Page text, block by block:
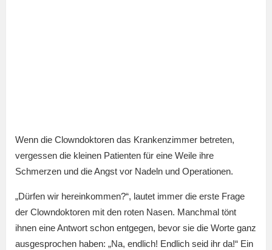
Wenn die Clowndoktoren das Krankenzimmer betreten,
vergessen die kleinen Patienten für eine Weile ihre
Schmerzen und die Angst vor Nadeln und Operationen.
„Dürfen wir hereinkommen?“, lautet immer die erste Frage
der Clowndoktoren mit den roten Nasen. Manchmal tönt
ihnen eine Antwort schon entgegen, bevor sie die Worte ganz
ausgesprochen haben: „Na, endlich! Endlich seid ihr da!“ Ein